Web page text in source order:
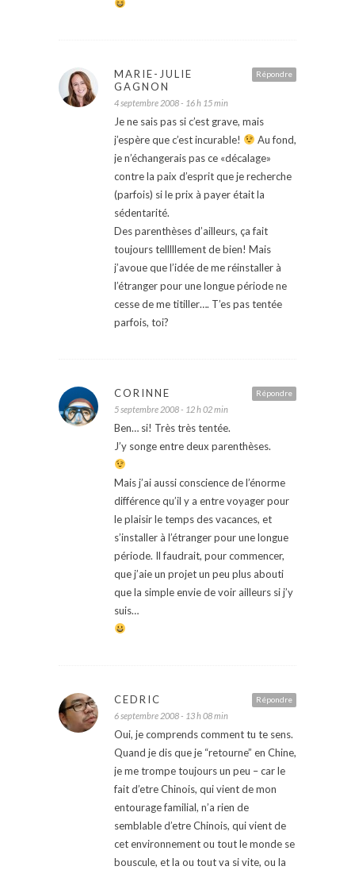
Répondre
MARIE-JULIE
GAGNON
4 septembre 2008 - 16 h 15 min
Je ne sais pas si c’est grave, mais
j’espère que c’est incurable!
Au fond,
je n’échangerais pas ce «décalage»
contre la paix d’esprit que je recherche
(parfois) si le prix à payer était la
sédentarité.
Des parenthèses d’ailleurs, ça fait
toujours telllllement de bien! Mais
j’avoue que l’idée de me réinstaller à
l’étranger pour une longue période ne
cesse de me titiller…. T’es pas tentée
parfois, toi?
Répondre
CORINNE
5 septembre 2008 - 12 h 02 min
Ben… si! Très très tentée.
J’y songe entre deux parenthèses.
Mais j’ai aussi conscience de l’énorme
différence qu’il y a entre voyager pour
le plaisir le temps des vacances, et
s’installer à l’étranger pour une longue
période. Il faudrait, pour commencer,
que j’aie un projet un peu plus abouti
que la simple envie de voir ailleurs si j’y
suis…
Répondre
CEDRIC
6 septembre 2008 - 13 h 08 min
Oui, je comprends comment tu te sens.
Quand je dis que je “retourne” en Chine,
je me trompe toujours un peu – car le
fait d’etre Chinois, qui vient de mon
entourage familial, n’a rien de
semblable d’etre Chinois, qui vient de
cet environnement ou tout le monde se
bouscule, et la ou tout va si vite, ou la